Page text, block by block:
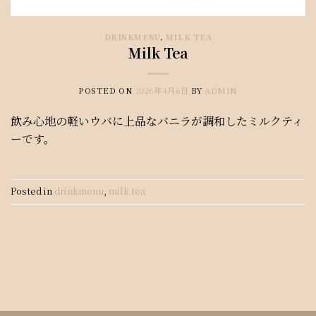
DRINKMENU, MILK TEA
Milk Tea
POSTED ON 2026年4月6日 BY ADMIN
飲み心地の軽いウバに上品なバニラが調和したミルクティ
ーです。
Posted in drinkmenu, milk tea